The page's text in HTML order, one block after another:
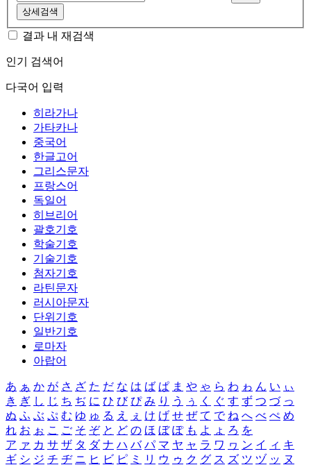
상세검색
결과 내 재검색
인기 검색어
다국어 입력
히라가나
가타카나
중국어
한글고어
그리스문자
프랑스어
독일어
히브리어
괄호기호
학술기호
기술기호
첨자기호
라틴문자
러시아문자
단위기호
일반기호
로마자
아랍어
あ ぁ か が さ ざ た だ な は ば ぱ ま や ゃ ら わ ゎ ん い ぃ
き ぎ し じ ち ぢ に ひ び ぴ み り う ぅ く ぐ す ず つ づ っ
ぬ ふ ぶ ぷ む ゆ ゅ る え ぇ け げ せ ぜ て で ね へ べ ぺ め
れ お ぉ こ ご そ ぞ と ど の ほ ぼ ぽ も よ ょ ろ を
ア ァ カ サ ザ タ ダ ナ ハ バ パ マ ヤ ャ ラ ワ ヮ ン イ ィ キ
ギ シ ジ チ ヂ ニ ヒ ビ ピ ミ リ ウ ゥ ク グ ス ズ ツ ヅ ッ ヌ